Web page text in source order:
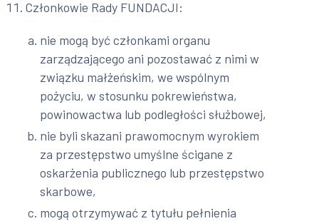
Członkowie Rady FUNDACJI:
nie mogą być członkami organu
zarządzającego ani pozostawać z nimi w
związku małżeńskim, we wspólnym
pożyciu, w stosunku pokrewieństwa,
powinowactwa lub podległości służbowej,
nie byli skazani prawomocnym wyrokiem
za przestępstwo umyślne ścigane z
oskarżenia publicznego lub przestępstwo
skarbowe,
mogą otrzymywać z tytułu pełnienia